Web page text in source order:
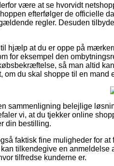
være at se hvorvidt
efterfølger de officielle
regler. Desuden
hjælp at du er oppe på
for eksempel den
så man altid
om du skal shoppe til en mand
sammenligning belejlige
vi, at du tjekker online
din bestilling.
faktisk fine muligheder for
tilkendegive en anmeldelse
tilfredse kunderne er.